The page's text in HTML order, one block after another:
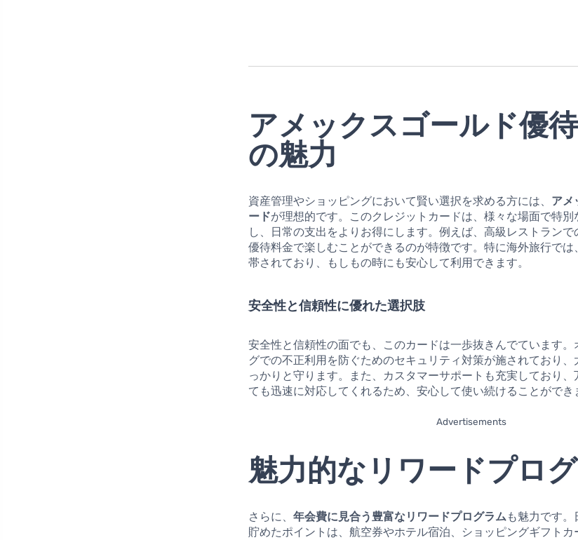
アメックスゴールド優
の魅力
資産管理やショッピングにおいて賢い選択を求める方には、 アメ
ードが理想的です。このクレジットカードは、様々な場面で特別
し、日常の支出をよりお得にします。例えば、高級レストランで
優待料金で楽しむことができるのが特徴です。特に海外旅行で
帯されており、もしもの時にも安心して利用できます。
安全性と信頼性に優れた選択肢
安全性と信頼性の面でも、このカードは一歩抜きんでています
グでの不正利用を防ぐためのセキュリティ対策が施されており、
っかりと守ります。また、カスタマーサポートも充実しており、
ても迅速に対応してくれるため、安心して使い続けることができ
Advertisements
魅力的なリワードプロ
さらに、年会費に見合う豊富なリワードプログラムも魅力です
貯めたポイントは、航空券やホテル宿泊、ショッピングギフトカ